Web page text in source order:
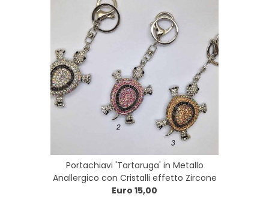
Portachiavi 'Tartaruga' in Metallo
Anallergico con Cristalli effetto Zircone
Euro 15,00